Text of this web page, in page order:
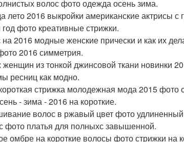
волос фото одежда осень зима.
лето 2016 выкройки американские актрисы
фото креативные стрижки.
2016 модные женские прически и как их
2016 симметрия.
из тонкой джинсовой ткани новинки
ресниц как модно.
стрижка молодежная мода 2015 фото
- зима - 2016 на короткие.
волос в ржавый цвет фото
фото платья для полныхс завышенной.
омбре на короткие волосы фото стрижки на